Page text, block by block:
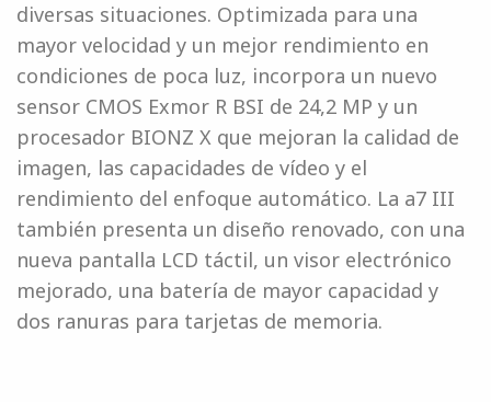
diversas situaciones. Optimizada para una
mayor velocidad y un mejor rendimiento en
condiciones de poca luz, incorpora un nuevo
sensor CMOS Exmor R BSI de 24,2 MP y un
procesador BIONZ X que mejoran la calidad de
imagen, las capacidades de vídeo y el
rendimiento del enfoque automático. La a7 III
también presenta un diseño renovado, con una
nueva pantalla LCD táctil, un visor electrónico
mejorado, una batería de mayor capacidad y
dos ranuras para tarjetas de memoria.